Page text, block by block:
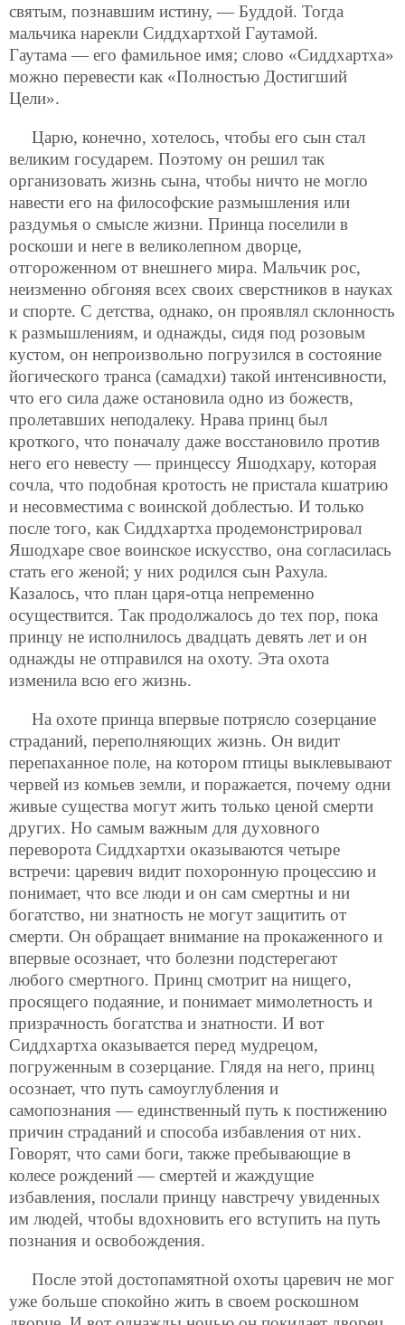
святым, познавшим истину, — Буддой. Тогда
мальчика нарекли Сиддхартхой Гаутамой.
Гаутама — его фамильное имя; слово «Сиддхартха»
можно перевести как «Полностью Достигший
Цели».
Царю, конечно, хотелось, чтобы его сын стал
великим государем. Поэтому он решил так
организовать жизнь сына, чтобы ничто не могло
навести его на философские размышления или
раздумья о смысле жизни. Принца поселили в
роскоши и неге в великолепном дворце,
отгороженном от внешнего мира. Мальчик рос,
неизменно обгоняя всех своих сверстников в науках
и спорте. С детства, однако, он проявлял склонность
к размышлениям, и однажды, сидя под розовым
кустом, он непроизвольно погрузился в состояние
йогического транса (самадхи) такой интенсивности,
что его сила даже остановила одно из божеств,
пролетавших неподалеку. Нрава принц был
кроткого, что поначалу даже восстановило против
него его невесту — принцессу Яшодхару, которая
сочла, что подобная кротость не пристала кшатрию
и несовместима с воинской доблестью. И только
после того, как Сиддхартха продемонстрировал
Яшодхаре свое воинское искусство, она согласилась
стать его женой; у них родился сын Рахула.
Казалось, что план царя-отца непременно
осуществится. Так продолжалось до тех пор, пока
принцу не исполнилось двадцать девять лет и он
однажды не отправился на охоту. Эта охота
изменила всю его жизнь.
На охоте принца впервые потрясло созерцание
страданий, переполняющих жизнь. Он видит
перепаханное поле, на котором птицы выклевывают
червей из комьев земли, и поражается, почему одни
живые существа могут жить только ценой смерти
других. Но самым важным для духовного
переворота Сиддхартхи оказываются четыре
встречи: царевич видит похоронную процессию и
понимает, что все люди и он сам смертны и ни
богатство, ни знатность не могут защитить от
смерти. Он обращает внимание на прокаженного и
впервые осознает, что болезни подстерегают
любого смертного. Принц смотрит на нищего,
просящего подаяние, и понимает мимолетность и
призрачность богатства и знатности. И вот
Сиддхартха оказывается перед мудрецом,
погруженным в созерцание. Глядя на него, принц
осознает, что путь самоуглубления и
самопознания — единственный путь к постижению
причин страданий и способа избавления от них.
Говорят, что сами боги, также пребывающие в
колесе рождений — смертей и жаждущие
избавления, послали принцу навстречу увиденных
им людей, чтобы вдохновить его вступить на путь
познания и освобождения.
После этой достопамятной охоты царевич не мог
уже больше спокойно жить в своем роскошном